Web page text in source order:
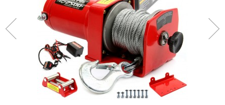
Rokas elektroinstrumenti (2)
Darbagaldi (47)
Darbarīki (91)
Darbarīki (1)
Darba apģērbi ()